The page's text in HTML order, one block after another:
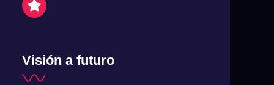
Visión a futuro